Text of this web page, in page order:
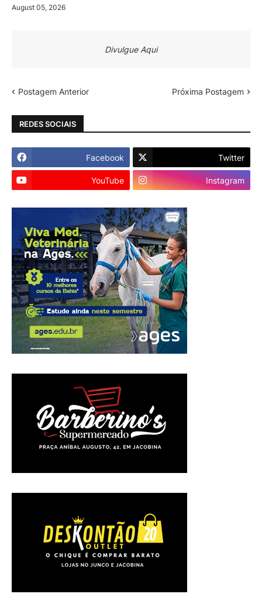
August 05, 2026
Divulgue Aqui
Postagem Anterior Próxima Postagem
REDES SOCIAIS
Facebook Twitter
YouTube Instagram